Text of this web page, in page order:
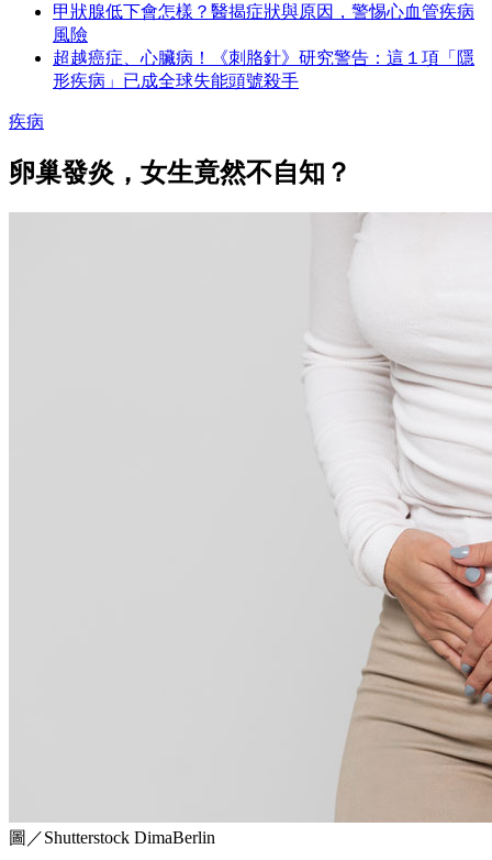
甲狀腺低下會怎樣？醫揭症狀與原因，警惕心血管疾病
風險
超越癌症、心臟病！《刺胳針》研究警告：這１項「隱
形疾病」已成全球失能頭號殺手
疾病
卵巢發炎，女生竟然不自知？
圖／Shutterstock DimaBerlin